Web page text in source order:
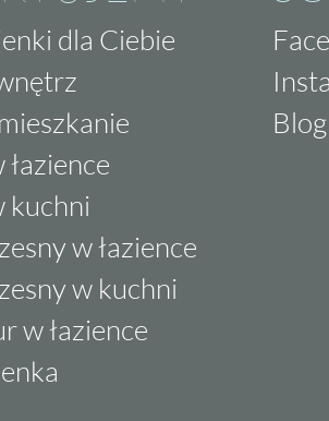
dla Ciebie
kuchni
w łazience
w kuchni
w łazience
Blog